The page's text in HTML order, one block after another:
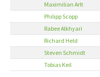
Maximilian Arlt
Philipp Scopp
Rabee Alkhyari
Richard Held
Steven Schmidt
Tobias Keil